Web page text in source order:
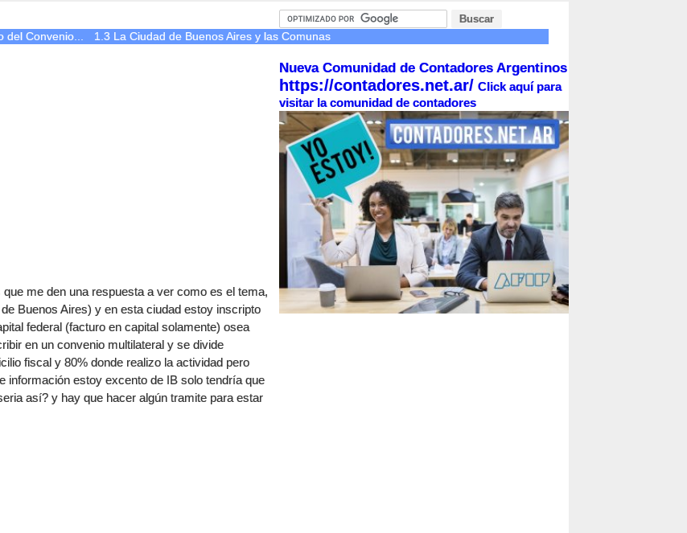
del Convenio... 1.3 La Ciudad de Buenos Aires y las Comunas
me den una respuesta a ver como es el tema,
Buenos Aires) y en esta ciudad estoy inscripto
federal (facturo en capital solamente) osea
en un convenio multilateral y se divide
fiscal y 80% donde realizo la actividad pero
información estoy excento de IB solo tendría que
así? y hay que hacer algún tramite para estar
Nueva Comunidad de Contadores Argentinos
https://contadores.net.ar/ Click aquí para
visitar la comunidad de contadores